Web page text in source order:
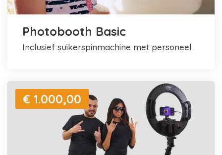
Photobooth Basic
inclusief suikerspinmachine met personeel
€ 1.000,00